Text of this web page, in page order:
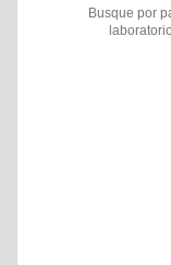
Busque por